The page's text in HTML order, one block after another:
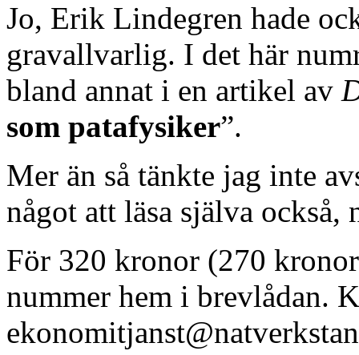
Jo, Erik Lindegren hade
gravallvarlig. I det här
bland annat i en artikel av
som patafysiker”.
Mer än så tänkte jag inte
något att läsa själva också,
För 320 kronor (270
nummer hem i brevlådan.